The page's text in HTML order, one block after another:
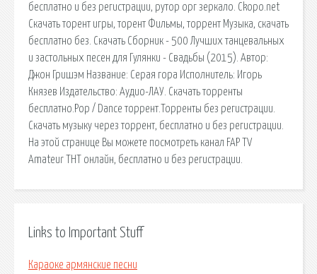
бесплатно и без регистрации, рутор орг зеркало. Ckopo.net
Скачать торент игры, торент Фильмы, торрент Музыка, скачать
бесплатно без. Скачать Сборник - 500 Лучших танцевальных
и застольных песен для Гулянки - Свадьбы (2015). Автор:
Джон Гришэм Название: Серая гора Исполнитель: Игорь
Князев Издательство: Аудио-ЛАУ. Скачать торренты
бесплатно.Pop / Dance торрент.Торренты без регистрации.
Скачать музыку через торрент, бесплатно и без регистрации.
На этой странице Вы можете посмотреть канал FAP TV
Amateur ТНТ онлайн, бесплатно и без регистрации.
Links to Important Stuff
Караоке армянские песни